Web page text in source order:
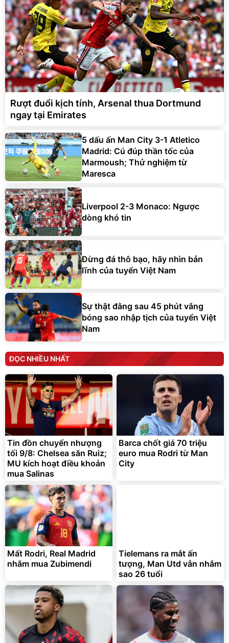
Rượt đuổi kịch tính, Arsenal thua Dortmund
ngay tại Emirates
5 dấu ấn Man City 3-1 Atletico
Madrid: Cú đúp thần tốc của
Marmoush; Thử nghiệm từ
Maresca
Liverpool 2-3 Monaco: Ngược
dòng khó tin
Đừng đá thô bạo, hãy nhìn bản
lĩnh của tuyển Việt Nam
Sự thật đằng sau 45 phút vắng
bóng sao nhập tịch của tuyển Việt
Nam
ĐỌC NHIỀU NHẤT
Tin đồn chuyển nhượng
tối 9/8: Chelsea săn Ruiz;
MU kích hoạt điều khoản
mua Salinas
Barca chốt giá 70 triệu
euro mua Rodri từ Man
City
Mất Rodri, Real Madrid
nhắm mua Zubimendi
Tielemans ra mắt ấn
tượng, Man Utd vẫn nhắm
sao 26 tuổi